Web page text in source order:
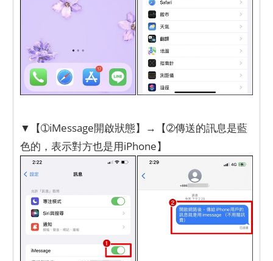
▼【➀iMessage開啟狀態】→【➁傳送的訊息是藍
色的，表示對方也是用iPhone】